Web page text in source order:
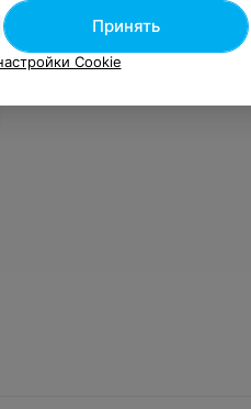
Принять
Cookie